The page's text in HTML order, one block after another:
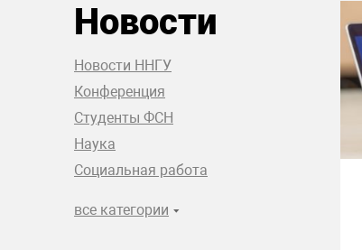
Новости
Новости ННГУ
Конференция
Студенты ФСН
Наука
Социальная работа
все категории